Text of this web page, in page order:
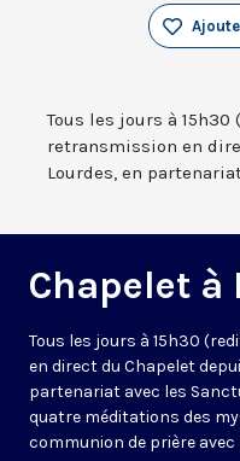
Tous les jours à
retransmission en
Lourdes, en
Chapelet à
Tous les jours à 15h30
en direct du Chapelet
partenariat avec les
quatre méditations des
communion de prière avec